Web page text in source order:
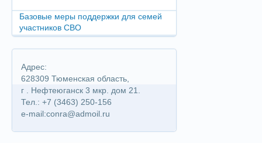
Базовые меры поддержки для семей
участников СВО
Адрес:
628309 Тюменская область,
г . Нефтеюганск 3 мкр. дом 21.
Тел.: +7 (3463) 250-156
e-mail:conra@admoil.ru